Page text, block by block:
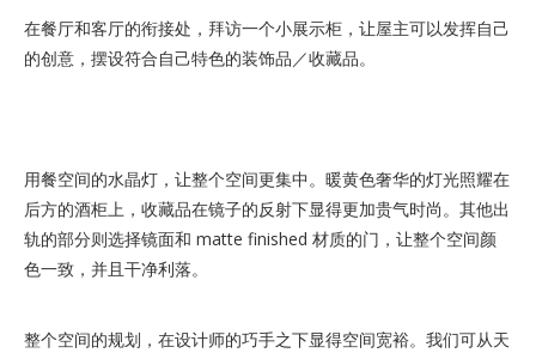
在餐厅和客厅的衔接处，拜访一个小展示柜，让屋主可以发挥自己
的创意，摆设符合自己特色的装饰品／收藏品。
用餐空间的水晶灯，让整个空间更集中。暖黄色奢华的灯光照耀在
后方的酒柜上，收藏品在镜子的反射下显得更加贵气时尚。其他出
轨的部分则选择镜面和 matte finished 材质的门，让整个空间颜
色一致，并且干净利落。
整个空间的规划，在设计师的巧手之下显得空间宽裕。我们可从天